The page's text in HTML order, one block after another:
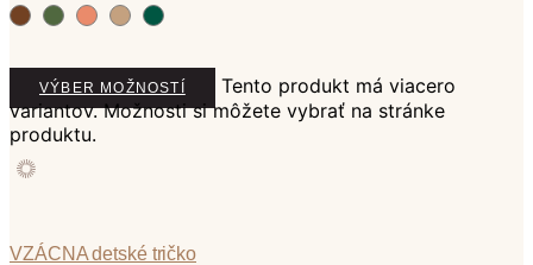
VÝBER MOŽNOSTÍ
Tento produkt má viacero
variantov. Možnosti si môžete vybrať na stránke
produktu.
VZÁCNA detské tričko